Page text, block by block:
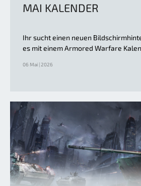
MAI KALENDER
Ihr sucht einen neuen
es mit einem Armored Warfare
06 Mai | 2026